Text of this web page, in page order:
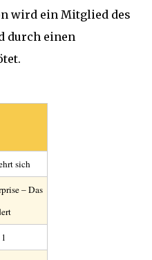
wird ein Mitglied des
durch einen
sich
– Das